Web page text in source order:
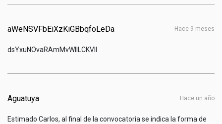
hace 9 meses
aWeNSVFbEiXzKiGBbqfoLeDa
dsYxuNOvaRAmMvWIlLCKVIl
hace un año
Aguatuya
Estimado Carlos, al final de la convocatoria se indica la forma de